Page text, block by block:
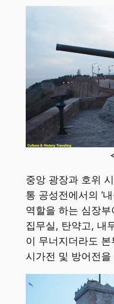
중앙 광장과 호위
통 공성전에서의 ‘
역할을 하는 심장
집무실, 탄약고, 내
이 무너지더라도
시가전 및 방어전